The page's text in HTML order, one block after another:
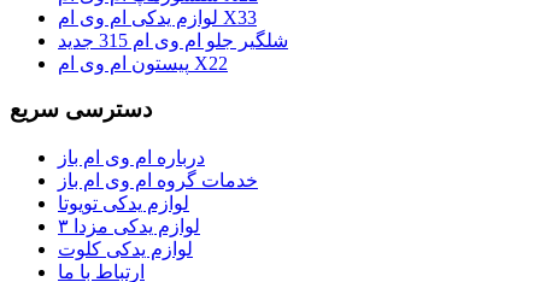
لوازم یدکی ام وی ام X33
شلگیر جلو ام وی ام 315 جدید
پیستون ام وی ام X22
دسترسی سریع
درباره ام وی ام باز
خدمات گروه ام وی ام باز
لوازم یدکی تویوتا
لوازم یدکی مزدا ۳
لوازم یدکی کلوت
ارتباط با ما